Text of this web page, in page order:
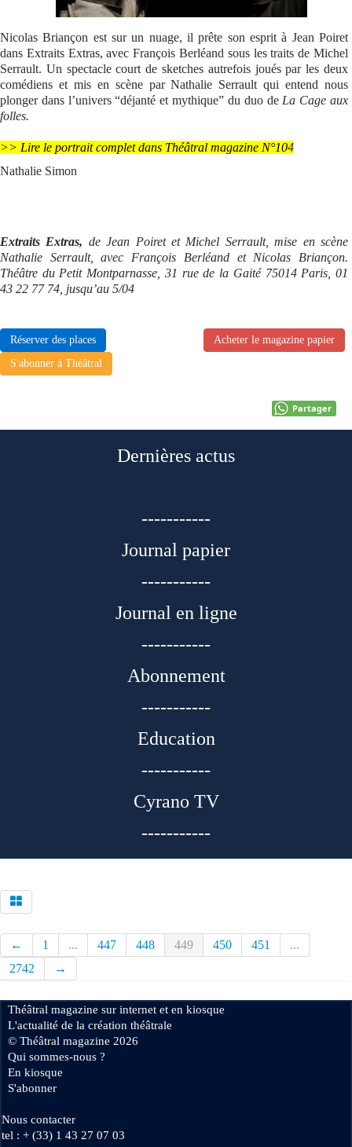
Nicolas Briançon est sur un nuage, il prête son esprit à Jean Poiret
dans Extraits Extras, avec François Berléand sous les traits de Michel
Serrault. Un spectacle court de sketches autrefois joués par les deux
comédiens et mis en scène par Nathalie Serrault qui entend nous
plonger dans l’univers “déjanté et mythique” du duo de La Cage aux
folles.
>> Lire le portrait complet dans Théâtral magazine N°104
Nathalie Simon
Extraits Extras, de Jean Poiret et Michel Serrault, mise en scène
Nathalie Serrault, avec François Berléand et Nicolas Briançon.
Théâtre du Petit Montparnasse, 31 rue de la Gaité 75014 Paris, 01
43 22 77 74, jusqu’au 5/04
Réserver des places
Acheter le magazine papier
S'abonner à Théâtral
Partager
Dernières actus
-----------
Journal papier
-----------
Journal en ligne
-----------
Abonnement
-----------
Education
-----------
Cyrano TV
-----------
← 1 ... 447 448 449 450 451
...
2742
→
Théâtral magazine sur internet et en kiosque
L'actualité de la création théâtrale
© Théâtral magazine 2026
Qui sommes-nous ?
En kiosque
S'abonner
Nous contacter
tel : + (33) 1 43 27 07 03